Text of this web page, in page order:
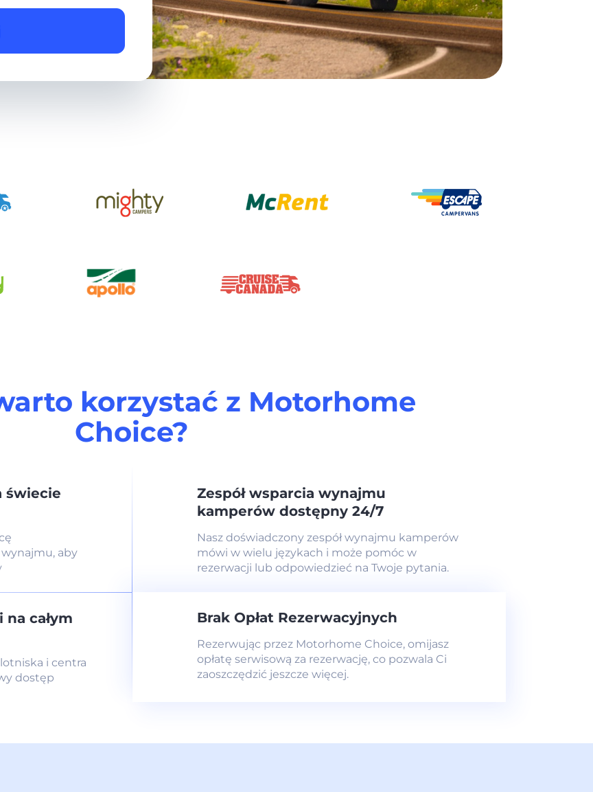
korzystać z Motorhome
Choice?
świecie
aby
Zespół wsparcia wynajmu
kamperów dostępny 24/7
Nasz doświadczony zespół wynajmu kamperów
mówi w wielu językach i może pomóc w
rezerwacji lub odpowiedzieć na Twoje pytania.
całym
i centra
dostęp
Brak Opłat Rezerwacyjnych
Rezerwując przez Motorhome Choice, omijasz
opłatę serwisową za rezerwację, co pozwala Ci
zaoszczędzić jeszcze więcej.